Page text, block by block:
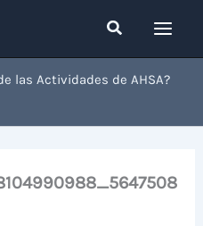
Buscar
las Actividades de AHSA?